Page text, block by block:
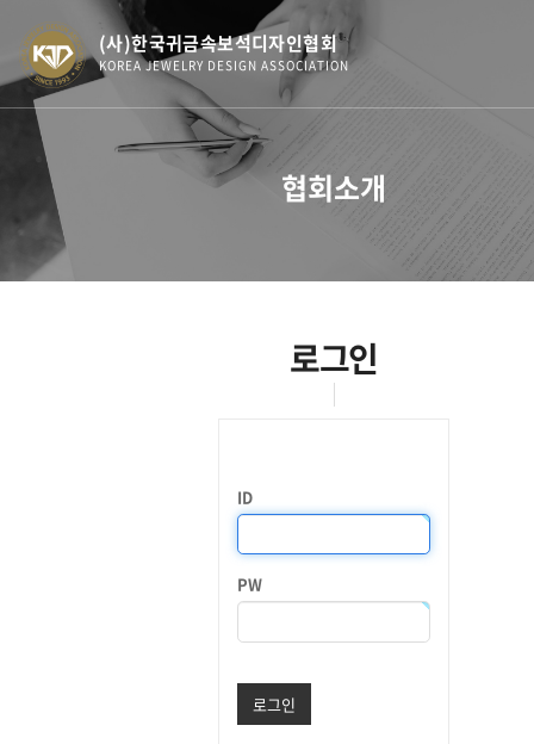
(사)한국귀금속보석디자인협회
KOREA JEWELRY DESIGN ASSOCIATION
협회소개
로그인
ID
PW
로그인